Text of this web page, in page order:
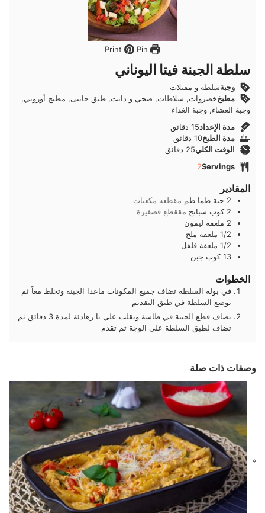
Pin
سلطة الجبنة فيتا اليوناني
وجبةسلطة و مقبلات
مطبخخضروات, سلاطات, صحي و دايت, طبق جانبى, مطبخ أوروبي,
وجبة العشاء, وجبة الغذاء
مدة الإعداد15دقائق
دقائق
مدة الطبخ10دقائق
دقائق
الوقت الكلي25 دقائق
دقائق
Servings
2
المقادير
2 حبة طما طم مقطعه مكعبات
2 كوب سبانخ مققطع قصغيرة
2 ملعقة ليمون
1/2 ملعقة ملح
1/2 ملعقة فلفل
13 كوب جبن
الخطوات
في بولة السلطة تضاف جميع المكونات ماعدا الجبنة وتخلط معاًً ثم
توضع السلطة في طبق التقديم
تضاف قطع الجبنة في طاسة وتقلب علي نا رهادئة لمدة 3 دقائق ثم
تضاف لطبق السلطة علي الوجة ثم تقدم
وصفات ذات صلة